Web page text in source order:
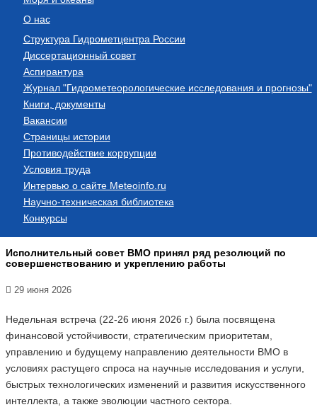
О нас
Структура Гидрометцентра России
Диссертационный совет
Аспирантура
Журнал "Гидрометеорологические исследования и прогнозы"
Книги, документы
Вакансии
Страницы истории
Противодействие коррупции
Условия труда
Интервью о сайте Meteoinfo.ru
Научно-техническая библиотека
Конкурсы
Исполнительный совет ВМО принял ряд резолюций по
совершенствованию и укреплению работы
29 июня 2026
Недельная встреча (22-26 июня 2026 г.) была посвящена
финансовой устойчивости, стратегическим приоритетам,
управлению и будущему направлению деятельности ВМО в
условиях растущего спроса на научные исследования и услуги,
быстрых технологических изменений и развития искусственного
интеллекта, а также эволюции частного сектора.